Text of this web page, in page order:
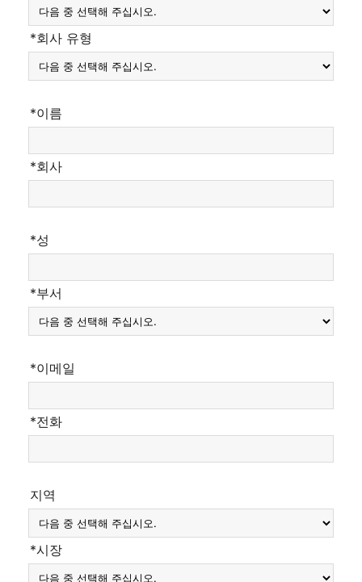
*회사 유형
*이름
*회사
*성
*부서
*이메일
*전화
지역
*시장